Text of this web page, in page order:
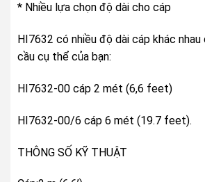
* Nhiều lựa chọn độ dài cho cáp
HI7632 có nhiều độ dài cáp khác
cầu cụ thể của bạn:
HI7632-00 cáp 2 mét (6,6 feet)
HI7632-00/6 cáp 6 mét (19.7 feet).
THÔNG SỐ KỸ THUẬT